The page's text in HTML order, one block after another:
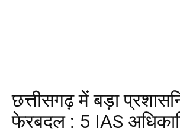
छत्तीसगढ़ में बड़ा
फेरबदल : 5 IAS